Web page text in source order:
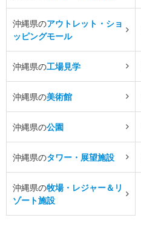
沖縄県のアウトレット・ショ
ッピングモール
沖縄県の工場見学
沖縄県の美術館
沖縄県の公園
沖縄県のタワー・展望施設
沖縄県の牧場・レジャー＆リ
ゾート施設